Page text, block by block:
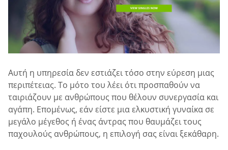
Αυτή η υπηρεσία δεν εστιάζει τόσο στην εύρεση μιας
περιπέτειας. Το μότο του λέει ότι προσπαθούν να
ταιριάζουν με ανθρώπους που θέλουν συνεργασία και
αγάπη. Επομένως, εάν είστε μια ελκυστική γυναίκα σε
μεγάλο μέγεθος ή ένας άντρας που θαυμάζει τους
παχουλούς ανθρώπους, η επιλογή σας είναι ξεκάθαρη.